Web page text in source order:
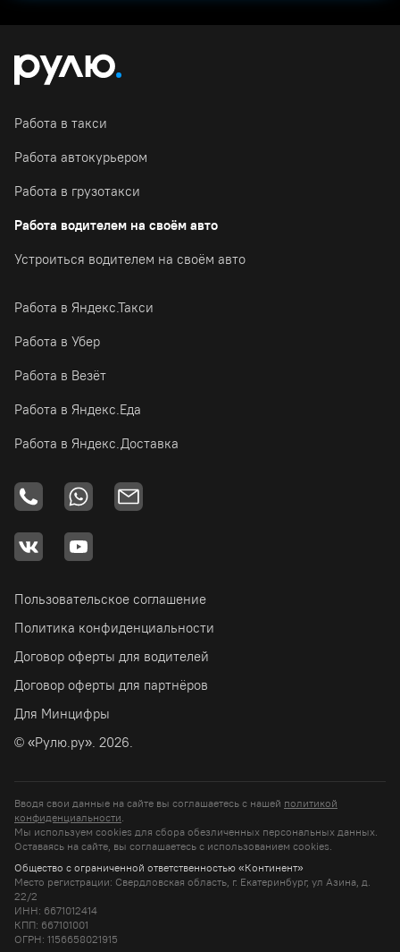
Работа в такси
Работа автокурьером
Работа в грузотакси
Работа водителем на своём авто
Устроиться водителем на своём авто
Работа в Яндекс.Такси
Работа в Убер
Работа в Везёт
Работа в Яндекс.Еда
Работа в Яндекс.Доставка
Пользовательское соглашение
Политика конфиденциальности
Договор оферты для водителей
Договор оферты для партнёров
Для Минцифры
© «Рулю.ру». 2026.
Вводя свои данные на сайте вы соглашаетесь с нашей политикой
конфиденциальности
Мы используем cookies для сбора обезличенных персональных данных.
Оставаясь на сайте, вы соглашаетесь c использованием cookies.
Общество с ограниченной ответственностью «Континент»
Место регистрации: Свердловская область, г. Екатеринбург, ул Азина, д.
22/2
ИНН: 6671012414
КПП: 667101001
ОГРН: 1156658021915